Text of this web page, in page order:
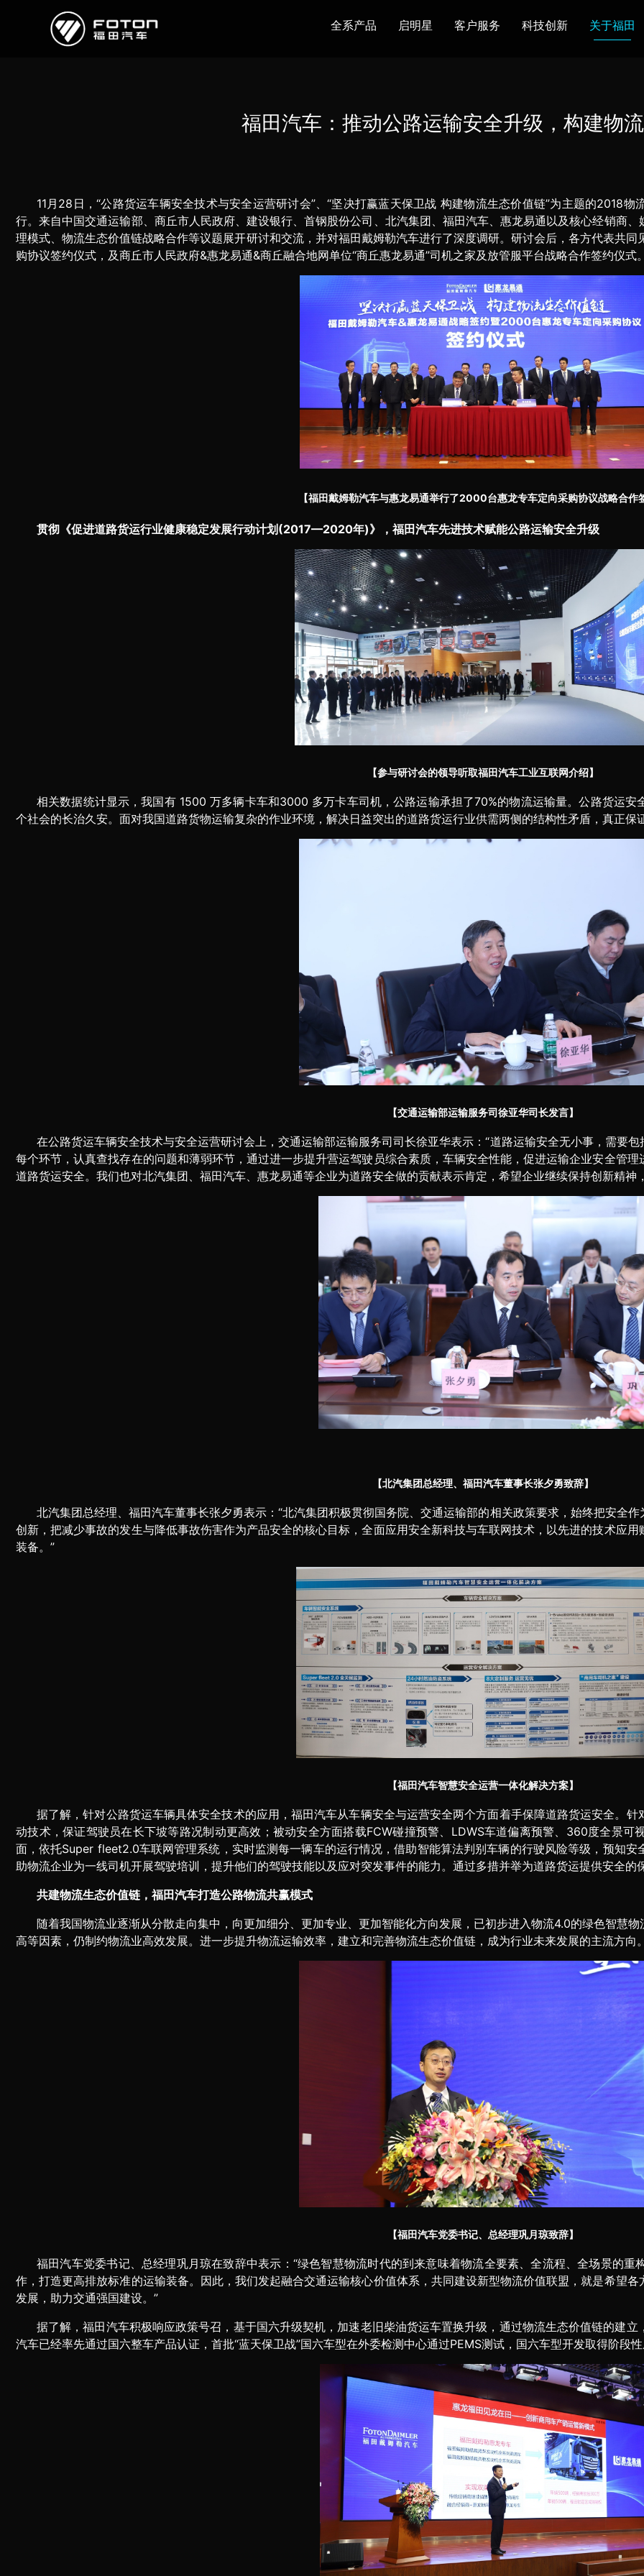
全系产品 启明星 客户服务 科技创新 关于福田
欧马可Z 卡文乐途 奥铃极电
研发布局 研发实力 合资合作 智能制造 智能驾驶 数
新闻中心 走进福田 合规管理 投资者关系 招采平台 人才招聘
福田汽车：推动公路运输安全升级，构建物
11月28日，“公路货运车辆安全技术与安全运营研讨会”、“坚决打赢蓝天保卫战 构建物流生态价值链”为主题的2018
行。来自中国交通运输部、商丘市人民政府、建设银行、首钢股份公司、北汽集团、福田汽车、惠龙易通以及核心经销商
理模式、物流生态价值链战略合作等议题展开研讨和交流，并对福田戴姆勒汽车进行了深度调研。研讨会后，各方代表共
购协议签约仪式，及商丘市人民政府&惠龙易通&商丘融合地网单位“商丘惠龙易通”司机之家及放管服平台战略合作签约仪式
【福田戴姆勒汽车与惠龙易通举行了2000台惠龙专车定向采购协议战略合作
贯彻《促进道路货运行业健康稳定发展行动计划(2017—2020年)》，福田汽车先进技术赋能公路运输安全升级
【参与研讨会的领导听取福田汽车工业互联网介绍】
相关数据统计显示，我国有 1500 万多辆卡车和3000 多万卡车司机，公路运输承担了70%的物流运输量。公路货运
个社会的长治久安。面对我国道路货物运输复杂的作业环境，解决日益突出的道路货运行业供需两侧的结构性矛盾，真正
【交通运输部运输服务司徐亚华司长发言】
在公路货运车辆安全技术与安全运营研讨会上，交通运输部运输服务司司长徐亚华表示：“道路运输安全无小事，需要
每个环节，认真查找存在的问题和薄弱环节，通过进一步提升营运驾驶员综合素质，车辆安全性能，促进运输企业安全管
道路货运安全。我们也对北汽集团、福田汽车、惠龙易通等企业为道路安全做的贡献表示肯定，希望企业继续保持创新精神
【北汽集团总经理、福田汽车董事长张夕勇致辞】
北汽集团总经理、福田汽车董事长张夕勇表示：“北汽集团积极贯彻国务院、交通运输部的相关政策要求，始终把安全
创新，把减少事故的发生与降低事故伤害作为产品安全的核心目标，全面应用安全新科技与车联网技术，以先进的技术应
装备。”
【福田汽车智慧安全运营一体化解决方案】
据了解，针对公路货运车辆具体安全技术的应用，福田汽车从车辆安全与运营安全两个方面着手保障道路货运安全。
动技术，保证驾驶员在长下坡等路况制动更高效；被动安全方面搭载FCW碰撞预警、LDWS车道偏离预警、360度全景
面，依托Super fleet2.0车联网管理系统，实时监测每一辆车的运行情况，借助智能算法判别车辆的行驶风险等级，预知
助物流企业为一线司机开展驾驶培训，提升他们的驾驶技能以及应对突发事件的能力。通过多措并举为道路货运提供安全的
共建物流生态价值链，福田汽车打造公路物流共赢模式
随着我国物流业逐渐从分散走向集中，向更加细分、更加专业、更加智能化方向发展，已初步进入物流4.0的绿色智慧物
高等因素，仍制约物流业高效发展。进一步提升物流运输效率，建立和完善物流生态价值链，成为行业未来发展的主流方向
【福田汽车党委书记、总经理巩月琼致辞】
福田汽车党委书记、总经理巩月琼在致辞中表示：“绿色智慧物流时代的到来意味着物流全要素、全流程、全场景的
作，打造更高排放标准的运输装备。因此，我们发起融合交通运输核心价值体系，共同建设新型物流价值联盟，就是希望
发展，助力交通强国建设。”
据了解，福田汽车积极响应政策号召，基于国六升级契机，加速老旧柴油货运车置换升级，通过物流生态价值链的建
汽车已经率先通过国六整车产品认证，首批“蓝天保卫战”国六车型在外委检测中心通过PEMS测试，国六车型开发取得阶段